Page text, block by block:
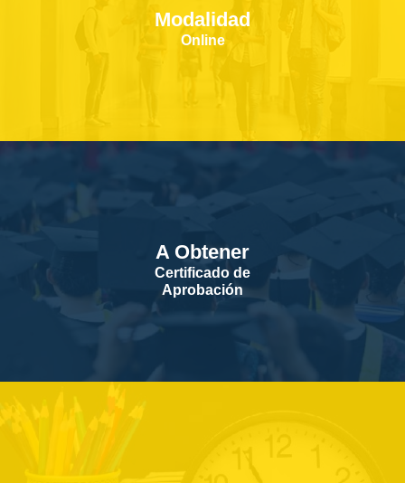
Modalidad
Online
A Obtener
Certificado de
Aprobación